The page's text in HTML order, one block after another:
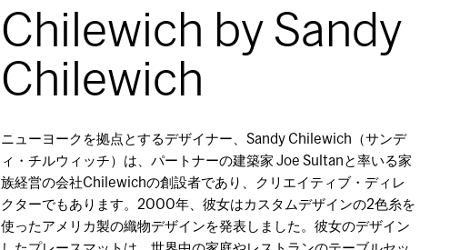
Chilewich by Sandy
Chilewich
ニューヨークを拠点とするデザイナー、Sandy Chilewich（サンデ
ィ・チルウィッチ）は、パートナーの建築家 Joe Sultanと率いる家
族経営の会社Chilewichの創設者であり、クリエイティブ・ディレ
クターでもあります。2000年、彼女はカスタムデザインの2色糸を
使ったアメリカ製の織物デザインを発表しました。彼女のデザイン